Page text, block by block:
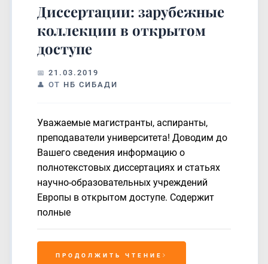
Диссертации: зарубежные
коллекции в открытом
доступе
21.03.2019
ОТ НБ СИБАДИ
Уважаемые магистранты, аспиранты,
преподаватели университета! Доводим до
Вашего сведения информацию о
полнотекстовых диссертациях и статьях
научно-образовательных учреждений
Европы в открытом доступе. Содержит
полные
ПРОДОЛЖИТЬ ЧТЕНИЕ